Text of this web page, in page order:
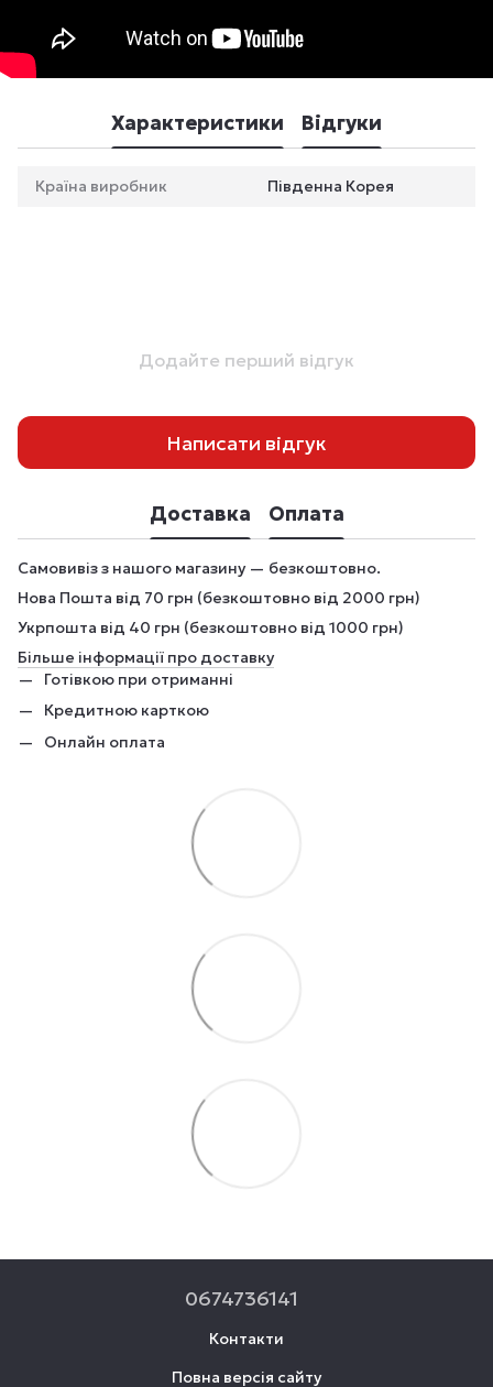
Характеристики Відгуки
Країна виробник Південна Корея
Додайте перший відгук
Написати відгук
Доставка Оплата
Самовивіз з нашого магазину — безкоштовно.
Нова Пошта від 70 грн (безкоштовно від 2000 грн)
Укрпошта від 40 грн (безкоштовно від 1000 грн)
Більше інформації про доставку
Готівкою при отриманні
Кредитною карткою
Онлайн оплата
0674736141
Контакти
Повна версія сайту